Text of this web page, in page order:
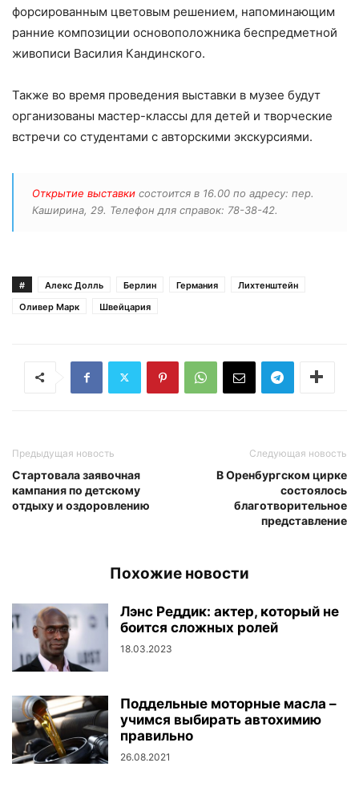
форсированным цветовым решением, напоминающим
ранние композиции основоположника беспредметной
живописи Василия Кандинского.
Также во время проведения выставки в музее будут
организованы мастер-классы для детей и творческие
встречи со студентами с авторскими экскурсиями.
Открытие выставки состоится в 16.00 по адресу: пер.
Каширина, 29. Телефон для справок: 78-38-42.
# Алекс Долль Берлин Германия
Лихтенштейн
Оливер Марк
Швейцария
Предыдущая новость
Стартовала заявочная
кампания по детскому
отдыху и оздоровлению
Следующая новость
В Оренбургском цирке
состоялось
благотворительное
представление
Похожие новости
Лэнс Реддик: актер, который не
боится сложных ролей
18.03.2023
Поддельные моторные масла –
учимся выбирать автохимию
правильно
26.08.2021